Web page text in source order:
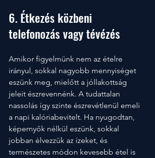
6. Étkezés közbeni
telefonozás vagy tévézés
Amikor figyelmünk nem az ételre
irányul, sokkal nagyobb mennyiséget
eszünk meg, mielőtt a jóllakottság
jeleit észrevennénk. A tudattalan
nassolás így szinte észrevétlenül emeli
a napi kalóriabevitelt. Ha nyugodtan,
képernyők nélkül eszünk, sokkal
jobban élvezzük az ízeket, és
természetes módon kevesebb étel is